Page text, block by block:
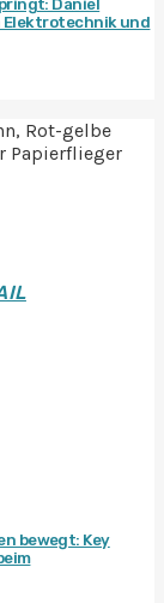
Daniel
Elektrotechnik und
bewegt: Key